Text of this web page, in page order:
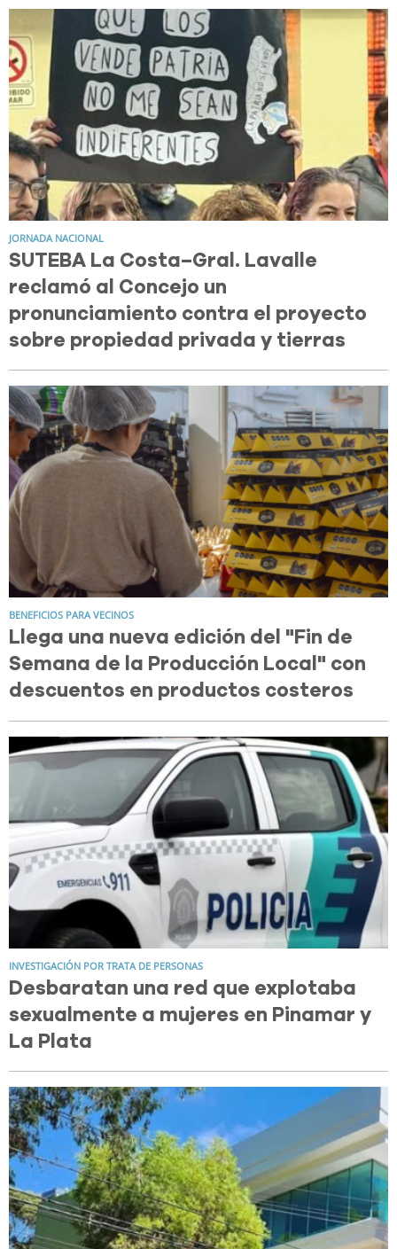
JORNADA NACIONAL
SUTEBA La Costa–Gral. Lavalle
reclamó al Concejo un
pronunciamiento contra el proyecto
sobre propiedad privada y tierras
BENEFICIOS PARA VECINOS
Llega una nueva edición del "Fin de
Semana de la Producción Local" con
descuentos en productos costeros
INVESTIGACIÓN POR TRATA DE PERSONAS
Desbaratan una red que explotaba
sexualmente a mujeres en Pinamar y
La Plata